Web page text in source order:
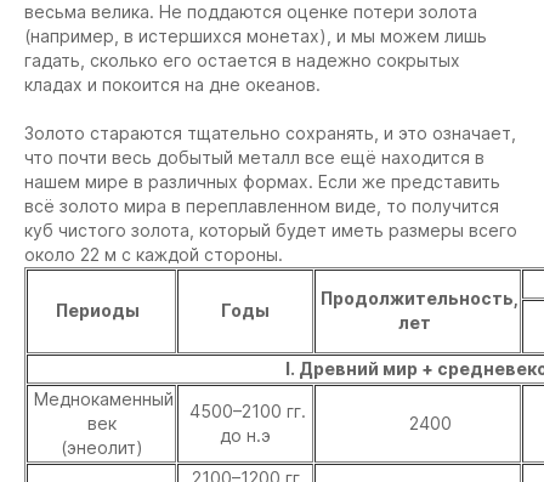
весьма велика. Не поддаются оценке потери золота
(например, в истершихся монетах), и мы можем лишь
гадать, сколько его остается в надежно сокрытых
кладах и покоится на дне океанов.
Золото стараются тщательно сохранять, и это означает,
что почти весь добытый металл все ещё находится в
нашем мире в различных формах. Если же представить
всё золото мира в переплавленном виде, то получится
куб чистого золота, который будет иметь размеры всего
около 22 м с каждой стороны.
Периоды Годы
Продолжительность,
лет
I. Древний мир +
Меднокаменный
век
(энеолит)
4500–2100 гг.
до н.э
2400
2100–1200 гг.